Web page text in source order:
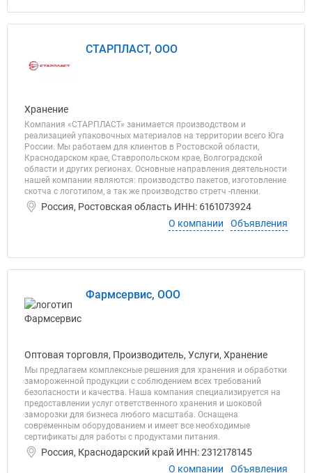
СТАРПЛАСТ, ООО
Хранение
Компания «СТАРПЛАСТ» занимается производством и
реализацией упаковочных материалов на территории всего Юга
России. Мы работаем для клиентов в Ростовской области,
Краснодарском крае, Ставропольском крае, Волгоградской
области и других регионах. Основные направления деятельности
нашей компании являются: производство пакетов, изготовление
скотча с логотипом, а так же производство стретч -пленки.
Россия, Ростовская область ИНН: 6161073924
О компании
Объявления
Фармсервис, ООО
Оптовая торговля, Производитель, Услуги, Хранение
Мы предлагаем комплексные решения для хранения и обработки
замороженной продукции с соблюдением всех требований
безопасности и качества. Наша компания специализируется на
предоставлении услуг ответственного хранения и шоковой
заморозки для бизнеса любого масштаба. Оснащена
современным оборудованием и имеет все необходимые
сертификаты для работы с продуктами питания.
Россия, Краснодарский край ИНН: 2312178145
О компании
Объявления